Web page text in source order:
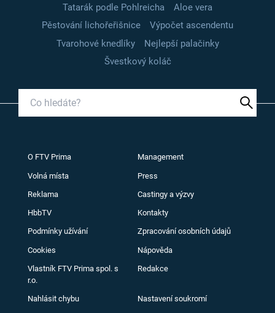
Tatarák podle Pohlreicha
Aloe vera
Pěstování lichořeřišnice
Výpočet ascendentu
Tvarohové knedlíky
Nejlepší palačinky
Švestkový koláč
O FTV Prima Management
Volná místa Press
Reklama Castingy a výzvy
HbbTV Kontakty
Podmínky užívání Zpracování osobních údajů
Cookies Nápověda
Vlastník FTV Prima spol. s
r.o.
Redakce
Nahlásit chybu Nastavení soukromí